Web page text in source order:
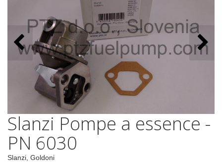
Slanzi Pompe a essence -
PN 6030
Slanzi, Goldoni